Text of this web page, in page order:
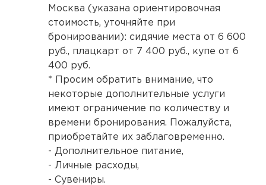
Москва (указана ориентировочная
стоимость, уточняйте при
бронировании): сидячие места от 6 600
руб., плацкарт от 7 400 руб., купе от 6
400 руб.
* Просим обратить внимание, что
некоторые дополнительные услуги
имеют ограничение по количеству и
времени бронирования. Пожалуйста,
приобретайте их заблаговременно.
- Дополнительное питание,
- Личные расходы,
- Сувениры.